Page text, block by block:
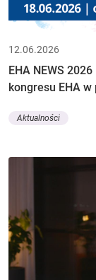
12.06.2026
EHA NEWS
kongresu EHA
Aktualności